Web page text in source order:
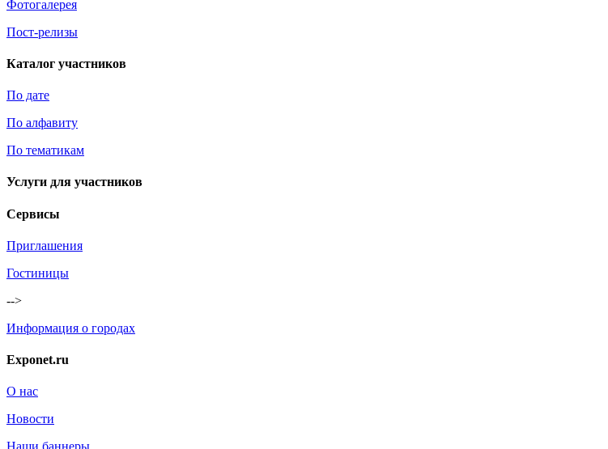
Фотогалерея
Пост-релизы
Каталог участников
По дате
По алфавиту
По тематикам
Услуги для участников
Сервисы
Приглашения
Гостиницы
-->
Информация о городах
Exponet.ru
О нас
Новости